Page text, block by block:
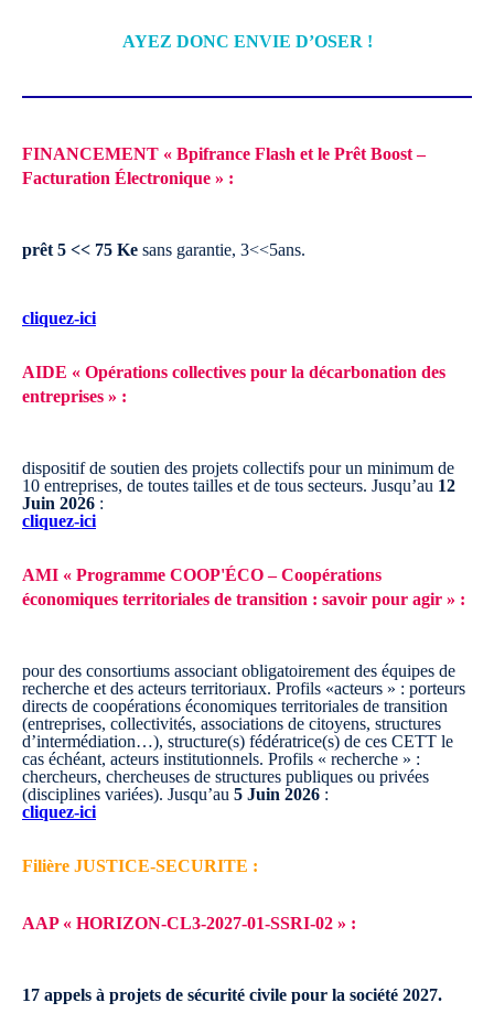
AYEZ DONC ENVIE D’OSER !
FINANCEMENT « Bpifrance Flash et le Prêt Boost –
Facturation Électronique » :
prêt 5 << 75 Ke sans garantie, 3<<5ans.
cliquez-ici
AIDE « Opérations collectives pour la décarbonation des
entreprises » :
dispositif de soutien des projets collectifs pour un minimum de
10 entreprises, de toutes tailles et de tous secteurs. Jusqu’au 12
Juin 2026 :
cliquez-ici
AMI « Programme COOP'ÉCO – Coopérations
économiques territoriales de transition : savoir pour agir » :
pour des consortiums associant obligatoirement des équipes de
recherche et des acteurs territoriaux. Profils «acteurs » : porteurs
directs de coopérations économiques territoriales de transition
(entreprises, collectivités, associations de citoyens, structures
d’intermédiation…), structure(s) fédératrice(s) de ces CETT le
cas échéant, acteurs institutionnels. Profils « recherche » :
chercheurs, chercheuses de structures publiques ou privées
(disciplines variées). Jusqu’au 5 Juin 2026 :
cliquez-ici
Filière JUSTICE-SECURITE :
AAP « HORIZON-CL3-2027-01-SSRI-02 » :
17 appels à projets de sécurité civile pour la société 2027.